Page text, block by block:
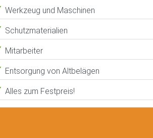
Werkzeug und Maschinen
Schutzmaterialien
Mitarbeiter
Entsorgung von Altbelägen
Alles zum Festpreis!